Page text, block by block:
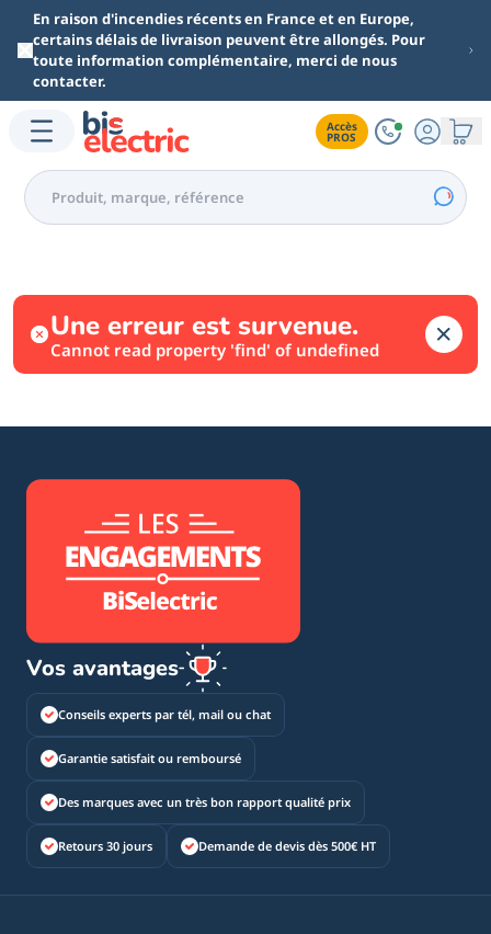
Aller au contenu principal
En raison d'incendies récents en France et en Europe,
certains délais de livraison peuvent être allongés. Pour
toute information complémentaire, merci de nous
contacter.
Accès
PROS
Une erreur est survenue.
Cannot read property 'find' of undefined
Vos avantages
Conseils experts par tél, mail ou chat
Garantie satisfait ou remboursé
Des marques avec un très bon rapport qualité prix
Retours 30 jours Demande de devis dès 500€ HT